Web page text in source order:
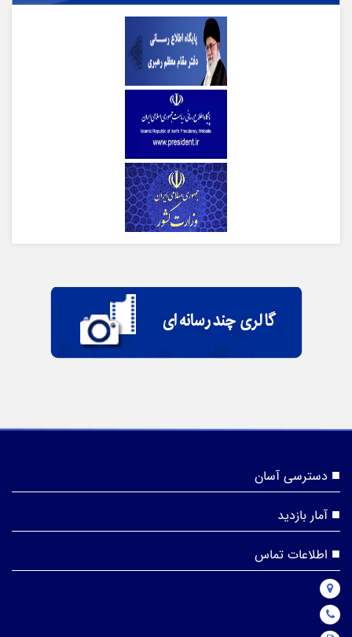
دسترسی آسان
آمار بازدید
اطلاعات تماس